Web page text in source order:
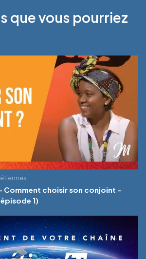
que vous pourriez
Comment choisir son conjoint -
1)